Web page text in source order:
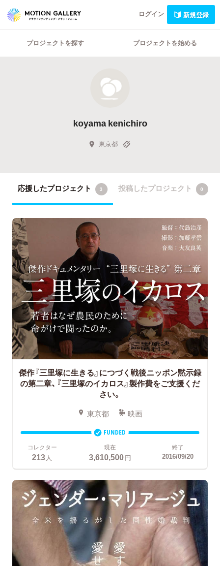
ログイン 新規登録
プロジェクトを探す プロジェクトを始める
koyama kenichiro
東京都
応援したプロジェクト 3 投稿したプロジェクト 0
傑作『三里塚に生きる』につづく戦後ニッポン黙示録
の第二章、『三里塚のイカロス』製作費をご支援くだ
さい。
東京都 映画
FUNDED
コレクター
213 人
現在
3,610,500円
終了
2016/09/20